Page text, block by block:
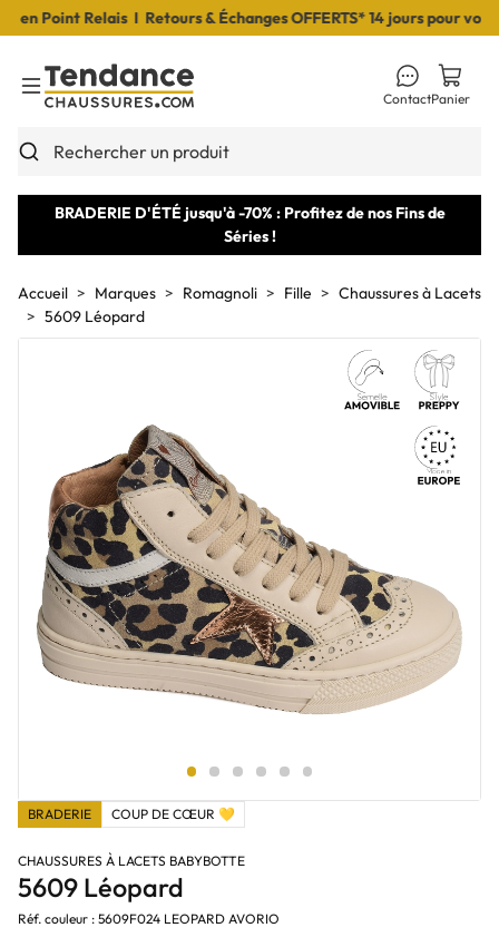
Point Relais I Retours & Échanges OFFERTS* 14 jours pour
Toggle Menu
Rechercher un produit
ContactPanier
BRADERIE D'ÉTÉ jusqu'à -70% : Profitez de nos Fins de
Séries !
Accueil Marques Romagnoli Fille
Chaussures à Lacets
5609 Léopard
BRADERIE COUP DE CŒUR 💛
CHAUSSURES À LACETS BABYBOTTE
5609 Léopard
Réf. couleur : 5609F024 LEOPARD AVORIO